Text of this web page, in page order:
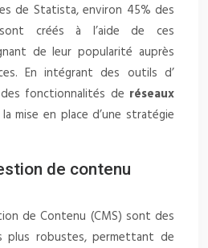
de Statista, environ 45% des
créés à l’aide de ces
de leur popularité auprès
En intégrant des outils d’
fonctionnalités de réseaux
mise en place d’une stratégie
de contenu
de Contenu (CMS) sont des
plus robustes, permettant de